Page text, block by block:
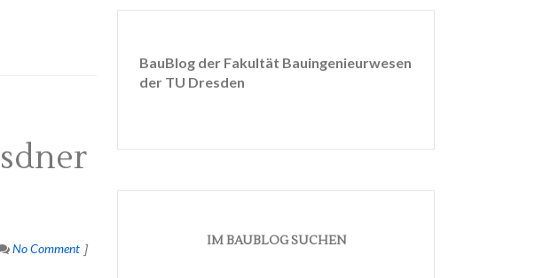
No Comment
BauBlog der Fakultät Bauingenieurwesen
der TU Dresden
IM BAUBLOG SUCHEN